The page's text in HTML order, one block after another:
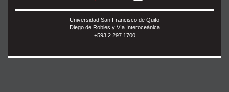
Universidad San Francisco de Quito
Diego de Robles y Vía Interoceánica
+593 2 297 1700